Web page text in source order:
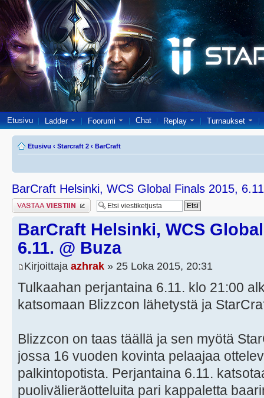
Etusivu Ladder Foorumi Chat Replay Turnaukset
Etusivu ‹ Starcraft 2 ‹ BarCraft
BarCraft Helsinki, WCS Global Finals 2015,
Lähetä vastaus
BarCraft Helsinki, WCS
6.11. @ Buza
Kirjoittaja azhrak » 25 Loka 2015, 20:31
Tulkaahan perjantaina 6.11. klo 21:00
katsomaan Blizzcon lähetystä ja
Blizzcon on taas täällä ja sen myötä
jossa 16 vuoden kovinta pelaajaa
palkintopotista. Perjantaina 6.11.
puolivälieräotteluita pari kappaletta